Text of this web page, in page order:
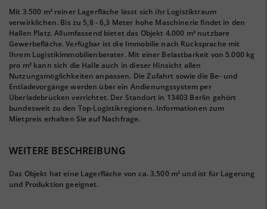
Mit 3.500 m² reiner Lagerfläche lässt sich ihr Logistiktraum
verwirklichen. Bis zu 5,8 - 6,3 Meter hohe Maschinerie findet in den
Hallen Platz. Allumfassend bietet das Objekt 4.000 m² nutzbare
Gewerbefläche. Verfügbar ist die Immobilie nach Rücksprache mit
Ihrem Logistikimmobilienberater. Mit einer Belastbarkeit von 5.000 kg
pro m² kann sich die Halle auch in dieser Hinsicht allen
Nutzungsmöglichkeiten anpassen. Die Zufahrt sowie die Be- und
Entladevorgänge werden über ein Andienungssystem per
Überladebrücken verrichtet. Der Standort in 13403 Berlin gehört
bundesweit zu den Top-Logistikregionen. Informationen zum
Mietpreis erhalten Sie auf Nachfrage.
WEITERE BESCHREIBUNG
Das Objekt hat eine Lagerfläche von ca. 3.500 m² und ist für Lagerung
und Produktion geeignet.